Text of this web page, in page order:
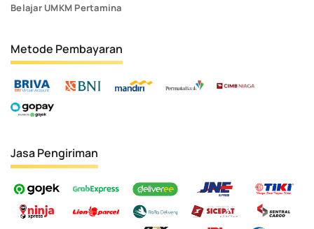
Belajar UMKM Pertamina
Metode Pembayaran
Jasa Pengiriman